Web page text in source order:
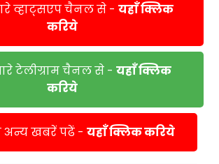
व्हाट्सएप चैनल से - यहाँ क्लिक
करिये
टेलीग्राम चैनल से - यहाँ क्लिक
करिये
अन्य खबरें पढें - यहाँ क्लिक करिये